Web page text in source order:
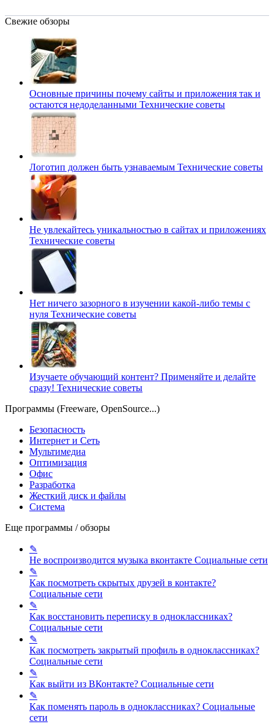
Свежие обзоры
Основные причины почему сайты и приложения так и
остаются недоделанными Технические советы
Логотип должен быть узнаваемым Технические советы
Не увлекайтесь уникальностью в сайтах и приложениях
Технические советы
Нет ничего зазорного в изучении какой-либо темы с
нуля Технические советы
Изучаете обучающий контент? Применяйте и делайте
сразу! Технические советы
Программы (Freeware, OpenSource...)
Безопасность
Интернет и Сеть
Мультимедиа
Оптимизация
Офис
Разработка
Жесткий диск и файлы
Система
Еще программы / обзоры
✎
Не воспроизводится музыка вконтакте Социальные сети
✎
Как посмотреть скрытых друзей в контакте?
Социальные сети
✎
Как восстановить переписку в одноклассниках?
Социальные сети
✎
Как посмотреть закрытый профиль в одноклассниках?
Социальные сети
✎
Как выйти из ВКонтакте? Социальные сети
✎
Как поменять пароль в одноклассниках? Социальные
сети